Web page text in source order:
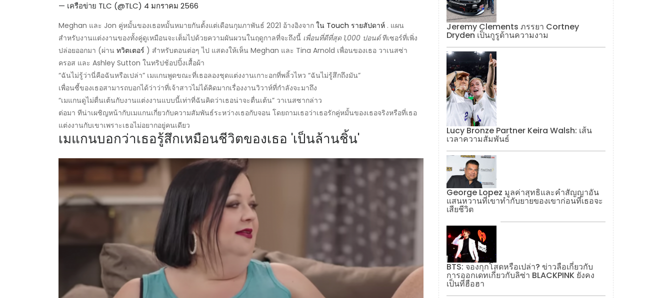
— เครือข่าย TLC (@TLC) 4 มกราคม 2566
Meghan และ Jon คู่หมั้นของเธอหมั้นหมายกันตั้งแต่เดือนกุมภาพันธ์ 2021 อ้างอิงจาก ใน Touch รายสัปดาห์ . แผน
สำหรับงานแต่งงานของทั้งคู่ดูเหมือนจะเต็มไปด้วยความผันผวนในฤดูกาลที่จะถึงนี้ เพื่อนที่ดีที่สุด 1,000 ปอนด์ทีเซอร์ที่เพิ่ง
ปล่อยออกมา (ผ่าน ทวิตเตอร์ ) สำหรับตอนต่อๆ ไป แสดงให้เห็น Meghan และ Tina Arnold เพื่อนของเธอ วาเนสซ่า
ครอส และ Ashley Sutton ในทริปช้อปปิ้งเสื้อผ้า
“ฉันไม่รู้ว่านี่คือฉันหรือเปล่า” เมแกนพูดขณะที่เธอลองชุดแต่งงานเกาะอกที่พลิ้วไหว “ฉันไม่รู้สึกถึงมัน”
เพื่อนซี้ของเธอสามารถบอกได้ว่าว่าที่เจ้าสาวไม่ได้คิดมากเรื่องงานวิวาห์ที่กำลังจะมาถึง
“เมแกนดูไม่ตื่นเต้นกับงานแต่งงานแบบนี้เท่าที่ฉันคิดว่าเธอน่าจะตื่นเต้น” วาเนสซากล่าว
ต่อมา ทีน่าเผชิญหน้ากับเมแกนเกี่ยวกับความสัมพันธ์ระหว่างเธอกับจอน โดยถามเธอว่าเธอรักคู่หมั้นของเธอจริงหรือที่เธอ
แต่งงานกับเขาเพราะเธอไม่อยากอยู่คนเดียว
เมแกนบอกว่าเธอรู้สึกเหมือนชีวิตของเธอ 'เป็นล้านชิ้น'
Jeremy Clements ภรรยา Cortney
Dryden เป็นกูรูด้านความงาม
Lucy Bronze Partner Keira Walsh: เส้น
เวลาความสัมพันธ์
George Lopez มูลค่าสุทธิและคำสัญญาอัน
แสนหวานที่เขาทำกับยายของเขาก่อนที่เธอจะ
เสียชีวิต
BTS: จองกุกโสดหรือเปล่า? ข่าวลือเกี่ยวกับ
การออกเดทเกี่ยวกับลิซ่า BLACKPINK ยังคง
เป็นที่ฮือฮา